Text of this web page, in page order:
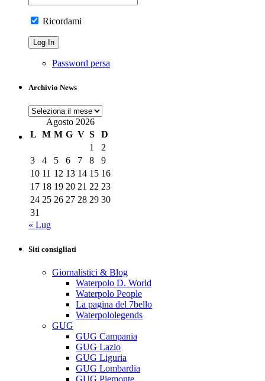
Ricordami
Password persa
Archivio News
Archivio
NewsAgosto 2026
L M M G V S
D
1
2
3
4 5 6 7 8
9
10 11 12 13 14 15 16
17 18 19 20 21 22 23
24 25 26 27 28 29 30
31
« Lug
Siti consigliati
Giornalistici & Blog
Waterpolo D. World
Waterpolo People
La pagina del 7bello
Waterpololegends
GUG
GUG Campania
GUG Lazio
GUG Liguria
GUG Lombardia